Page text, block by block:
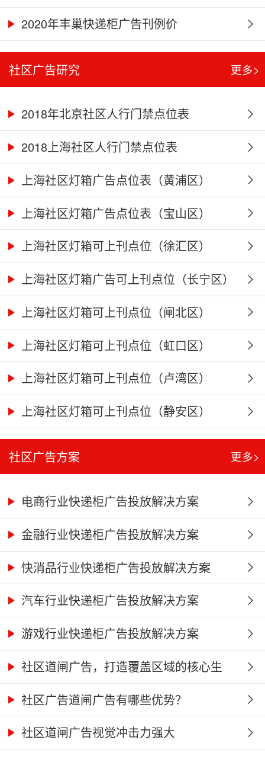
2020年丰巢快递柜广告刊例价
社区广告研究 更多>
2018年北京社区人行门禁点位表
2018上海社区人行门禁点位表
上海社区灯箱广告点位表（黄浦区）
上海社区灯箱广告点位表（宝山区）
上海社区灯箱可上刊点位（徐汇区）
上海社区灯箱广告可上刊点位（长宁区）
上海社区灯箱可上刊点位（闸北区）
上海社区灯箱可上刊点位（虹口区）
上海社区灯箱可上刊点位（卢湾区）
上海社区灯箱可上刊点位（静安区）
社区广告方案 更多>
电商行业快递柜广告投放解决方案
金融行业快递柜广告投放解决方案
快消品行业快递柜广告投放解决方案
汽车行业快递柜广告投放解决方案
游戏行业快递柜广告投放解决方案
社区道闸广告，打造覆盖区域的核心生
活...社区广告道闸广告有哪些优势？
社区道闸广告视觉冲击力强大